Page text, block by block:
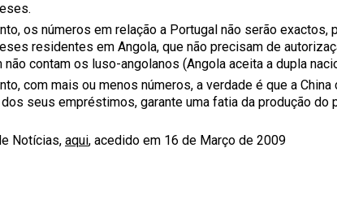
os números em relação a Portugal não serão
residentes em Angola, que não precisam de
não contam os luso-angolanos (Angola aceita a dupla
com mais ou menos números, a verdade é que a
seus empréstimos, garante uma fatia da produção
Notícias, aqui, acedido em 16 de Março de 2009